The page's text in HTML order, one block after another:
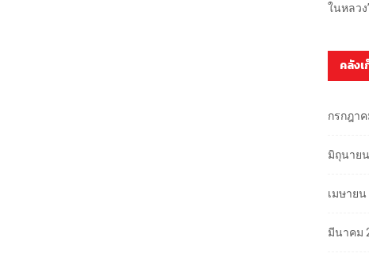
ในหลวง
คลังเ
กรกฎา
มิถุนาย
เมษายน
มีนาคม